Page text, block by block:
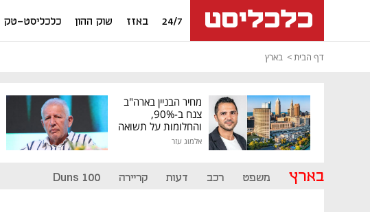
24/7 באזז שוק ההון כלכליסט-טק
דף הבית בארץ
מחיר הבניין בארה"ב
צנח ב-90%,
והחלומות על תשואה
גבוהה התנפצו
אלמוג עזר
בארץ משפט רכב דעות קריירה Duns 100